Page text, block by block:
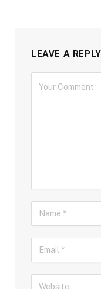
LEAVE A REPLY